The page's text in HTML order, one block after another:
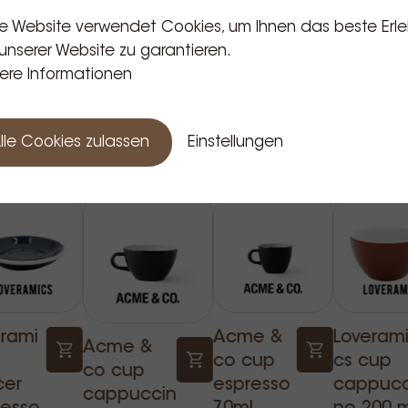
Verwandte Produkte
Acme &
co cup
cappuccin
Acme &
co cup
espresso
Loverami
cs cup
Website verwendet Cookies, um Ihnen das beste
Website zu garantieren.
Informationen
Cookies zulassen Einstellungen